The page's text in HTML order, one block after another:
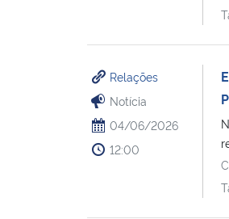
Relações
Notícia
04/06/2026
12:00